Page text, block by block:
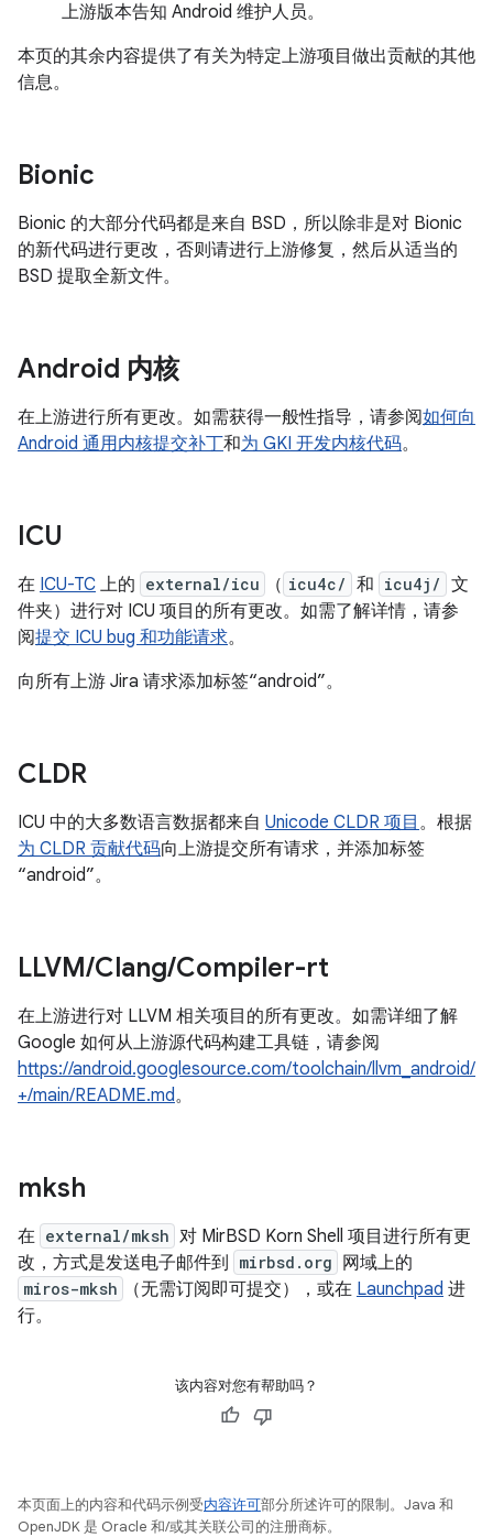
上游版本告知 Android 维护人员。
本页的其余内容提供了有关为特定上游项目做出贡献的其他
信息。
Bionic
Bionic 的大部分代码都是来自 BSD，所以除非是对 Bionic
的新代码进行更改，否则请进行上游修复，然后从适当的
BSD 提取全新文件。
Android 内核
在上游进行所有更改。如需获得一般性指导，请参阅如何向
Android 通用内核提交补丁和为 GKI 开发内核代码。
ICU
在 ICU-TC 上的 external/icu （ icu4c/ 和 icu4j/ 文
件夹）进行对 ICU 项目的所有更改。如需了解详情，请参
阅提交 ICU bug 和功能请求。
向所有上游 Jira 请求添加标签“android”。
CLDR
ICU 中的大多数语言数据都来自 Unicode CLDR 项目 。根据
为 CLDR 贡献代码向上游提交所有请求，并添加标签
“android”。
LLVM/Clang/Compiler-rt
在上游进行对 LLVM 相关项目的所有更改。如需详细了解
Google 如何从上游源代码构建工具链，请参阅
https://android.googlesource.com/toolchain/llvm_android/
+/main/README.md。
mksh
在 external/mksh 对 MirBSD Korn Shell 项目进行所有更
改，方式是发送电子邮件到
mirbsd.org 网域上的
miros-mksh （无需订阅即可提交），或在 Launchpad 进
行。
该内容对您有帮助吗？
本页面上的内容和代码示例受内容许可部分所述许可的限制。Java 和
OpenJDK 是 Oracle 和/或其关联公司的注册商标。